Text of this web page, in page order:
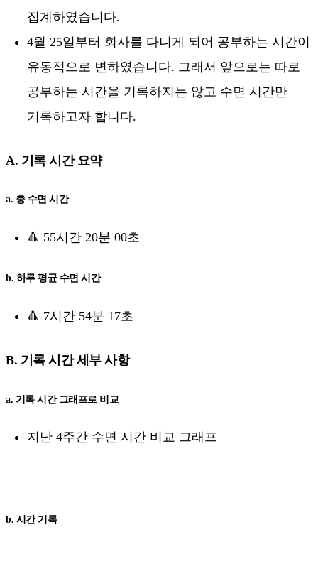
집계하였습니다.
4월 25일부터 회사를 다니게 되어 공부하는 시간이
유동적으로 변하였습니다. 그래서 앞으로는 따로
공부하는 시간을 기록하지는 않고 수면 시간만
기록하고자 합니다.
A. 기록 시간 요약
a. 총 수면 시간
🔺 55시간 20분 00초
b. 하루 평균 수면 시간
🔺 7시간 54분 17초
B. 기록 시간 세부 사항
a. 기록 시간 그래프로 비교
지난 4주간 수면 시간 비교 그래프
b. 시간 기록